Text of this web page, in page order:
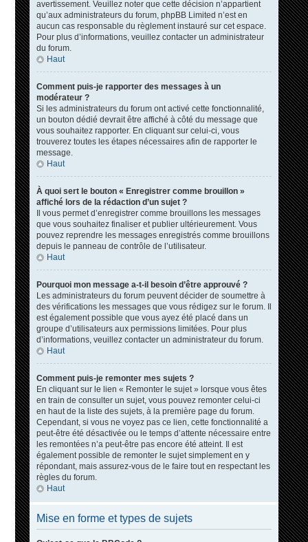
avertissement. Veuillez noter que cette décision n’appartient
qu’aux administrateurs du forum, phpBB Limited n’est en
aucun cas responsable du règlement instauré sur cet espace.
Pour plus d’informations, veuillez contacter un administrateur
du forum.
Haut
Comment puis-je rapporter des messages à un
modérateur ?
Si les administrateurs du forum ont activé cette fonctionnalité,
un bouton dédié devrait être affiché à côté du message que
vous souhaitez rapporter. En cliquant sur celui-ci, vous
trouverez toutes les étapes nécessaires afin de rapporter le
message.
Haut
À quoi sert le bouton « Enregistrer comme brouillon »
affiché lors de la rédaction d’un sujet ?
Il vous permet d’enregistrer comme brouillons les messages
que vous souhaitez finaliser et publier ultérieurement. Vous
pouvez reprendre les messages enregistrés comme brouillons
depuis le panneau de contrôle de l’utilisateur.
Haut
Pourquoi mon message a-t-il besoin d’être approuvé ?
Les administrateurs du forum peuvent décider de soumettre à
des vérifications les messages que vous rédigez sur le forum. Il
est également possible que vous ayez été placé dans un
groupe d’utilisateurs aux permissions limitées. Pour plus
d’informations, veuillez contacter un administrateur du forum.
Haut
Comment puis-je remonter mes sujets ?
En cliquant sur le lien « Remonter le sujet » lorsque vous êtes
en train de consulter un sujet, vous pouvez remonter celui-ci
en haut de la liste des sujets, à la première page du forum.
Cependant, si vous ne voyez pas ce lien, cette fonctionnalité a
peut-être été désactivée ou le temps d’attente nécessaire entre
les remontées n’a peut-être pas encore été atteint. Il est
également possible de remonter le sujet simplement en y
répondant, mais assurez-vous de le faire tout en respectant les
règles du forum.
Haut
Mise en forme et types de sujets